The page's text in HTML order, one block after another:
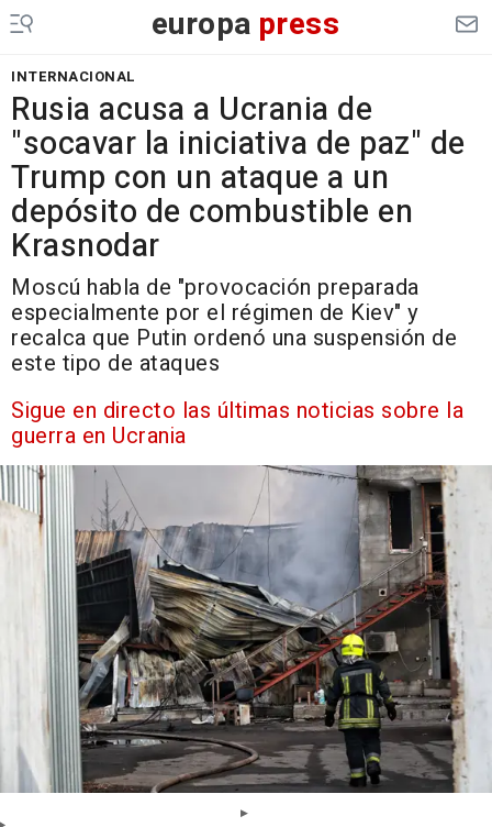
europa press
INTERNACIONAL
Rusia acusa a Ucrania de
"socavar la iniciativa de paz" de
Trump con un ataque a un
depósito de combustible en
Krasnodar
Moscú habla de "provocación preparada
especialmente por el régimen de Kiev" y
recalca que Putin ordenó una suspensión de
este tipo de ataques
Sigue en directo las últimas noticias sobre la
guerra en Ucrania